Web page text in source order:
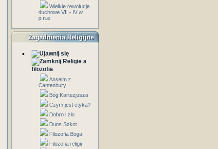
Wielkie rewolucje
duchowe VII - IV w.
p.n.e
Zagadnienia Religijne
Religie a
filozofia
Anselm z
Cantenbury
Bóg Kartezjusza
Czym jest etyka?
Dobro i zlo
Duns Szkot
Filozofia Boga
Filozofia religii